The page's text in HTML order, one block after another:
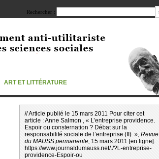
Rechercher :
ART ET LITTÉRATURE
// Article publié le 15 mars 2011 Pour citer cet
article :Anne Salmon , « L’entreprise providence.
Espoir ou consternation ? Débat sur la
responsabilité sociale de l’entreprise (II) », Revue
du MAUSS permanente, 15 mars 2011 [en ligne].
https://www.journaldumauss.net/./?L-entreprise-
providence-Espoir-ou